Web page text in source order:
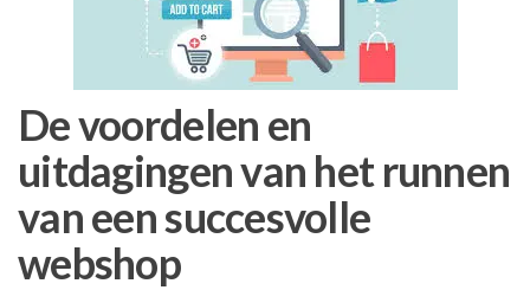
De voordelen en
uitdagingen van het runnen
van een succesvolle
webshop